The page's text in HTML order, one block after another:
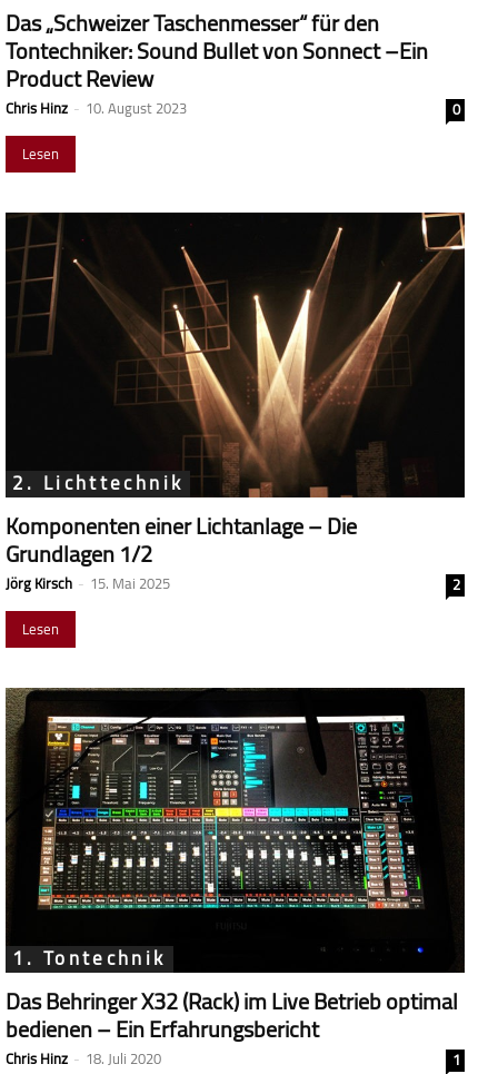
Das „Schweizer Taschenmesser“ für den
Tontechniker: Sound Bullet von Sonnect –Ein
Product Review
Chris Hinz - 10. August 2023
0
Lesen
2. Lichttechnik
Komponenten einer Lichtanlage – Die
Grundlagen 1/2
Jörg Kirsch - 15. Mai 2025
2
Lesen
1. Tontechnik
Das Behringer X32 (Rack) im Live Betrieb optimal
bedienen – Ein Erfahrungsbericht
Chris Hinz - 18. Juli 2020
1